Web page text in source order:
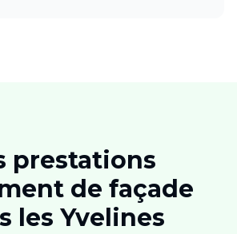
prestations
de façade
les Yvelines